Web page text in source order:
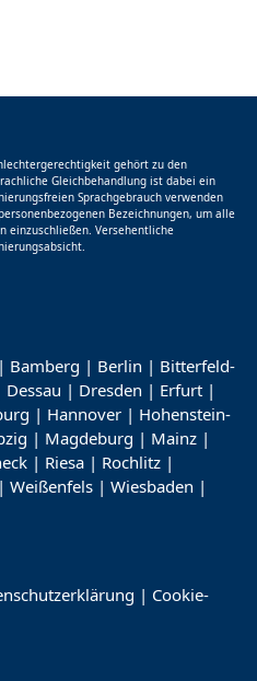
gehört zu den
Gleichbehandlung ist dabei ein
Sprachgebrauch verwenden
Bezeichnungen, um alle
einzuschließen. Versehentliche
| Bamberg | Berlin | Bitterfeld-
Dessau | Dresden | Erfurt |
| Hannover | Hohenstein-
| Magdeburg | Mainz |
| Riesa | Rochlitz |
| Weißenfels | Wiesbaden |
| Cookie-